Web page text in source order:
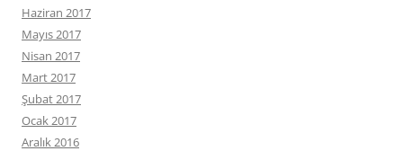
Haziran 2017
Mayıs 2017
Nisan 2017
Mart 2017
Şubat 2017
Ocak 2017
Aralık 2016